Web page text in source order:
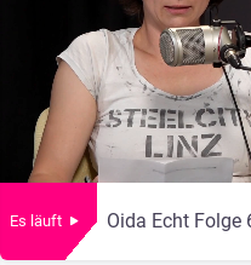
Es läuft Oida Echt Folge